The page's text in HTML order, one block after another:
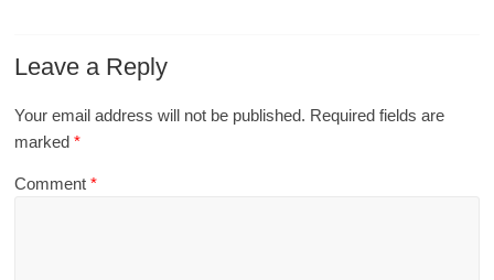
Leave a Reply
Your email address will not be published. Required fields are
marked*
Comment*